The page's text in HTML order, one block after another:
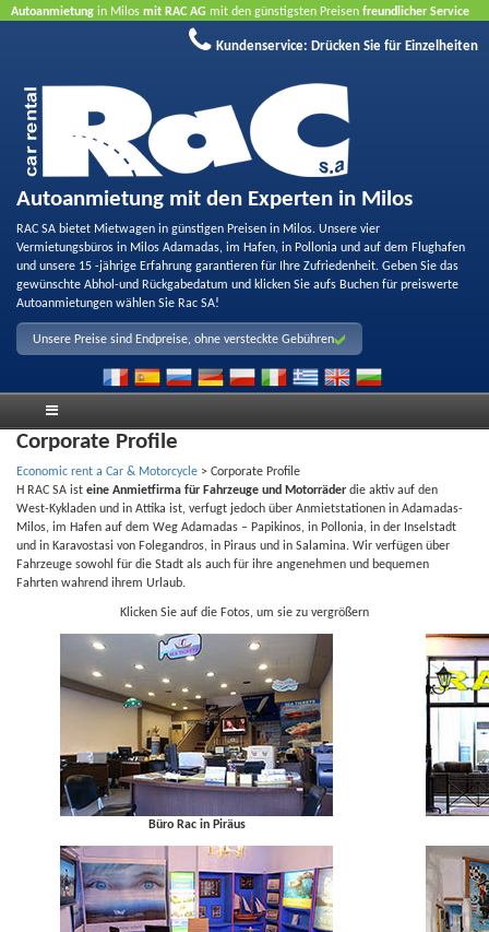
Autoanmietung in Milos mit RAC AG mit den günstigsten Preisen freundlicher Service
Buchen Sie jetzt, profitieren Sie von unseren Angeboten
Kundenservice: Drücken Sie für Einzelheiten
Autoanmietung mit den Experten in Milos
RAC SA bietet Mietwagen in günstigen Preisen in Milos. Unsere vier
Vermietungsbüros in Milos Adamadas, im Hafen, in Pollonia und auf dem Flughafen
und unsere 15 -jährige Erfahrung garantieren für Ihre Zufriedenheit. Geben Sie das
gewünschte Abhol-und Rückgabedatum und klicken Sie aufs Buchen für preiswerte
Autoanmietungen wählen Sie Rac SA!
Unsere Preise sind Endpreise, ohne versteckte Gebühren
Corporate Profile
Economic rent a Car & Motorcycle > Corporate Profile
Η RAC SA ist eine Anmietfirma für Fahrzeuge und Motorräder die aktiv auf den
West-Kykladen und in Attika ist, verfugt jedoch über Anmietstationen in Adamadas-
Milos, im Hafen auf dem Weg Adamadas – Papikinos, in Pollonia, in der Inselstadt
und in Karavostasi von Folegandros, in Piraus und in Salamina. Wir verfügen über
Fahrzeuge sowohl für die Stadt als auch für ihre angenehmen und bequemen
Fahrten wahrend ihrem Urlaub.
Klicken Sie auf die Fotos, um sie zu vergrößern
Büro Rac in Piräus